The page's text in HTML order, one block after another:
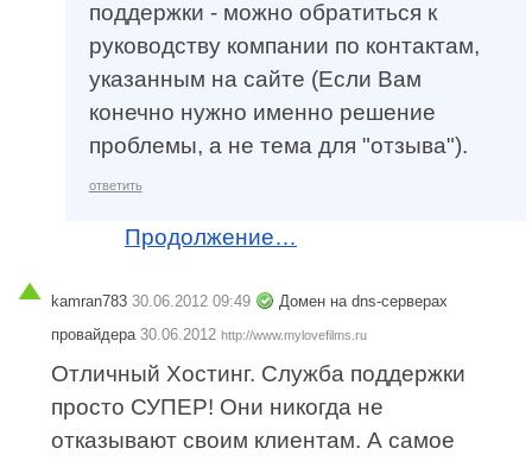
поддержки - можно обратиться к
руководству компании по контактам,
указанным на сайте (Если Вам
конечно нужно именно решение
проблемы, а не тема для "отзыва").
ответить
Продолжение…
kamran783 30.06.2012 09:49
Домен на dns-серверах
провайдера 30.06.2012 http://www.mylovefilms.ru
Отличный Хостинг. Служба поддержки
просто СУПЕР! Они никогда не
отказывают своим клиентам. А самое